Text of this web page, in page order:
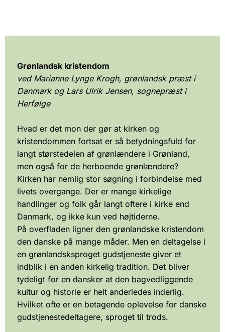
Grønlandsk kristendom
ved Marianne Lynge Krogh, grønlandsk præst i
Danmark og Lars Ulrik Jensen, sognepræst i
Herfølge
Hvad er det mon der gør at kirken og
kristendommen fortsat er så betydningsfuld for
langt størstedelen af grønlændere i Grønland,
men også for de herboende grønlændere?
Kirken har nemlig stor søgning i forbindelse med
livets overgange. Der er mange kirkelige
handlinger og folk går langt oftere i kirke end
Danmark, og ikke kun ved højtiderne.
På overfladen ligner den grønlandske kristendom
den danske på mange måder. Men en deltagelse i
en grønlandsksproget gudstjeneste giver et
indblik i en anden kirkelig tradition. Det bliver
tydeligt for en dansker at den bagvedliggende
kultur og historie er helt anderledes inderlig.
Hvilket ofte er en betagende oplevelse for danske
gudstjenestedeltagere, sproget til trods.